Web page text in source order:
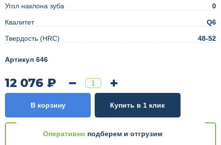
Угол наклона зуба 0
Квалитет Q6
Твердость (HRC) 48-52
Артикул 646
Оперативно подберем и отгрузим
12 076 ₽
В корзину Купить в 1 клик